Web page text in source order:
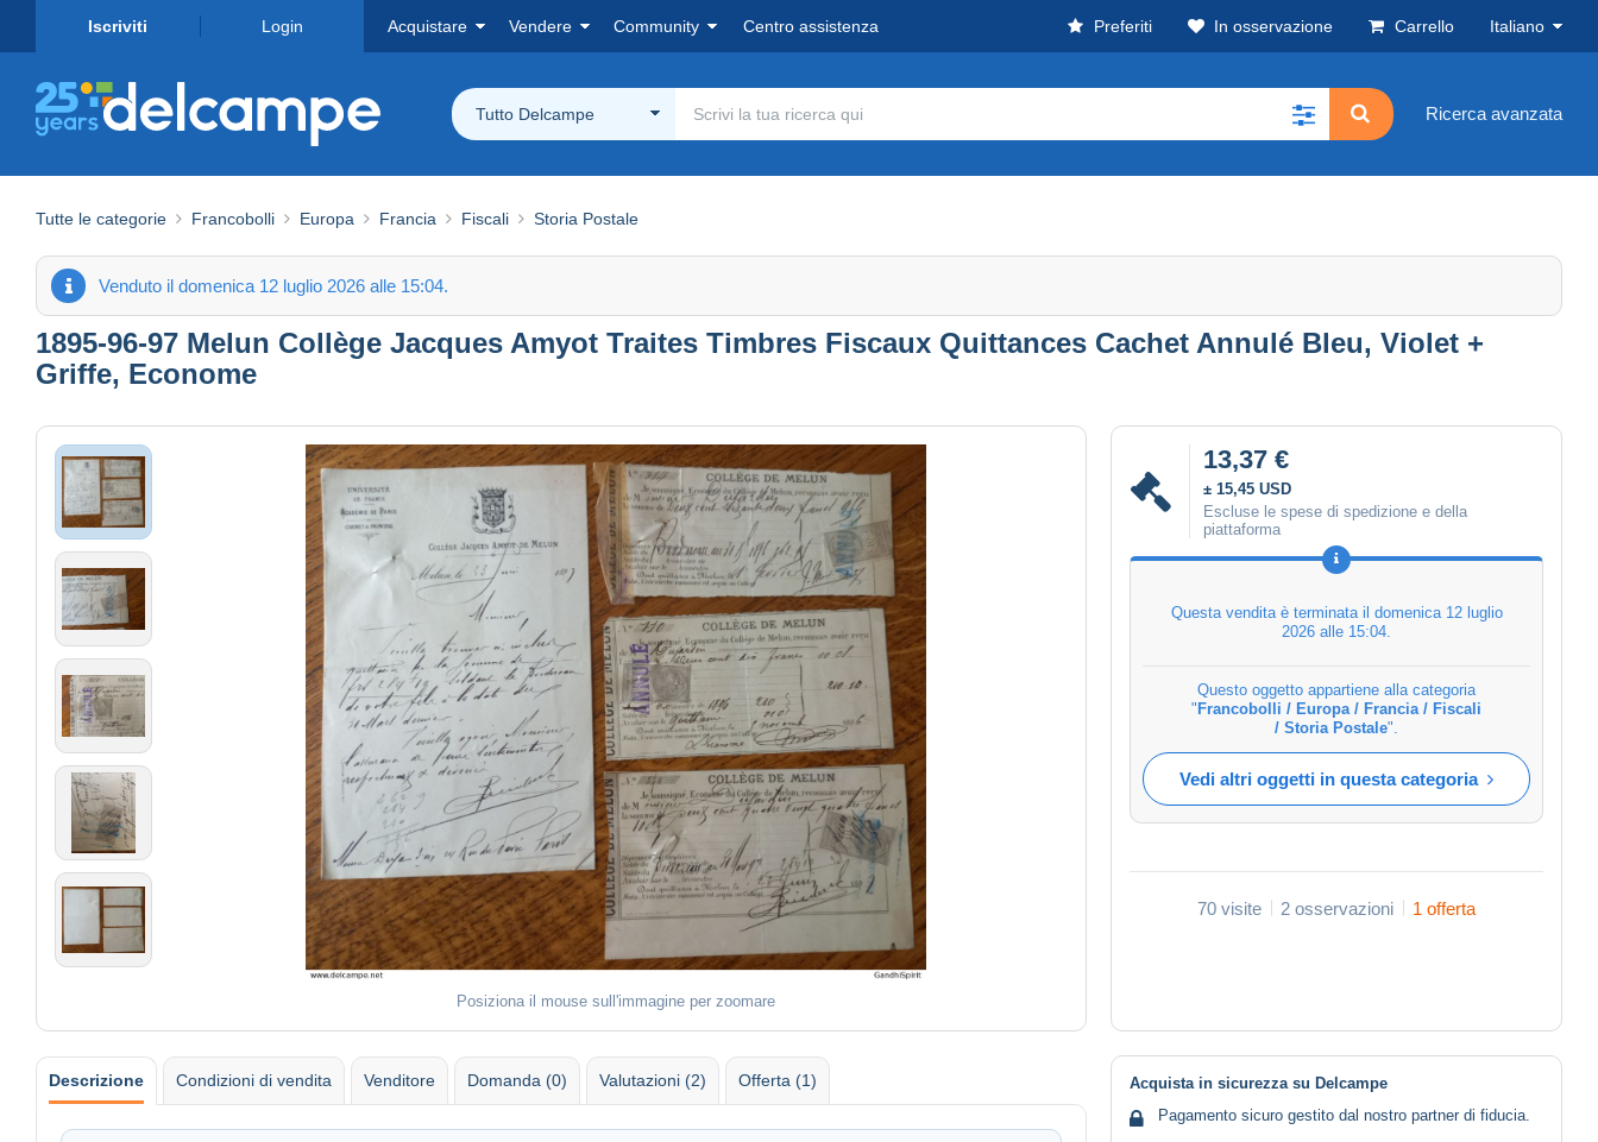
Iscriviti Login Acquistare Vendere Community Centro assistenza Preferiti In osservazione Carrello Italiano
Tutto Delcampe Ricerca avanzata
Tutte le categorie Francobolli Europa Francia Fiscali Storia Postale
Venduto il domenica 12 luglio 2026 alle 15:04.
1895-96-97 Melun Collège Jacques Amyot Traites Timbres Fiscaux Quittances Cachet Annulé Bleu, Violet +
Griffe, Econome
Posiziona il mouse sull'immagine per zoomare
13,37 €
± 15,45 USD
Escluse le spese di spedizione e della
piattaforma
Questa vendita è terminata il domenica 12 luglio
2026 alle 15:04
Questo oggetto appartiene alla categoria
" Francobolli / Europa / Francia / Fiscali
/ Storia Postale".
Vedi altri oggetti in questa categoria
70 visite 2 osservazioni 1 offerta
Descrizione Condizioni di vendita Venditore Domanda (0) Valutazioni (2) Offerta (1)
Acquista in sicurezza su Delcampe
Pagamento sicuro gestito dal nostro partner di fiducia.